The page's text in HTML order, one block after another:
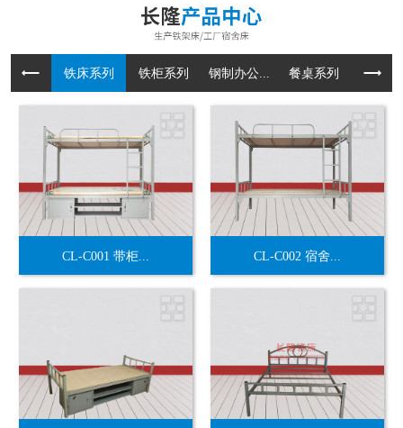
铁床系列 铁柜系列 钢制办公... 餐桌系列 货架
CL-C001 带柜... CL-C002 宿舍...